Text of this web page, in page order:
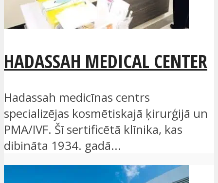
HADASSAH MEDICAL CENTER
Hadassah medicīnas centrs
specializējas kosmētiskajā ķirurģijā un
PMA/IVF. Šī sertificētā klīnika, kas
dibināta 1934. gadā...